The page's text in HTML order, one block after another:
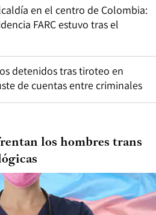
en el centro de Colombia:
FARC estuvo tras el
detenidos tras tiroteo en
de cuentas entre criminales
los hombres trans